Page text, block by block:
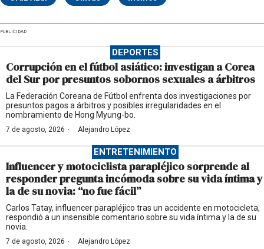
PUBLICIDAD
DEPORTES
Corrupción en el fútbol asiático: investigan a Corea
del Sur por presuntos sobornos sexuales a árbitros
La Federación Coreana de Fútbol enfrenta dos investigaciones por
presuntos pagos a árbitros y posibles irregularidades en el
nombramiento de Hong Myung-bo.
7 de agosto, 2026 · Alejandro López
ENTRETENIMIENTO
Influencer y motociclista parapléjico sorprende al
responder pregunta incómoda sobre su vida íntima y
la de su novia: “no fue fácil”
Carlos Tatay, influencer parapléjico tras un accidente en motocicleta,
respondió a un insensible comentario sobre su vida íntima y la de su
novia.
7 de agosto, 2026 · Alejandro López